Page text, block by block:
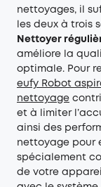
nettoyages, il
les deux à trois
Nettoyer
améliore la
optimale. Pour
eufy Robot
nettoyage
et à limiter
ainsi des
nettoyage pour
spécialement
de votre